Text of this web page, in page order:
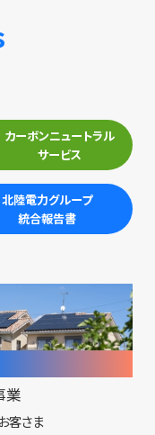
カーボンニュートラル
サービス
北陸電力グループ
統合報告書
業
客さま